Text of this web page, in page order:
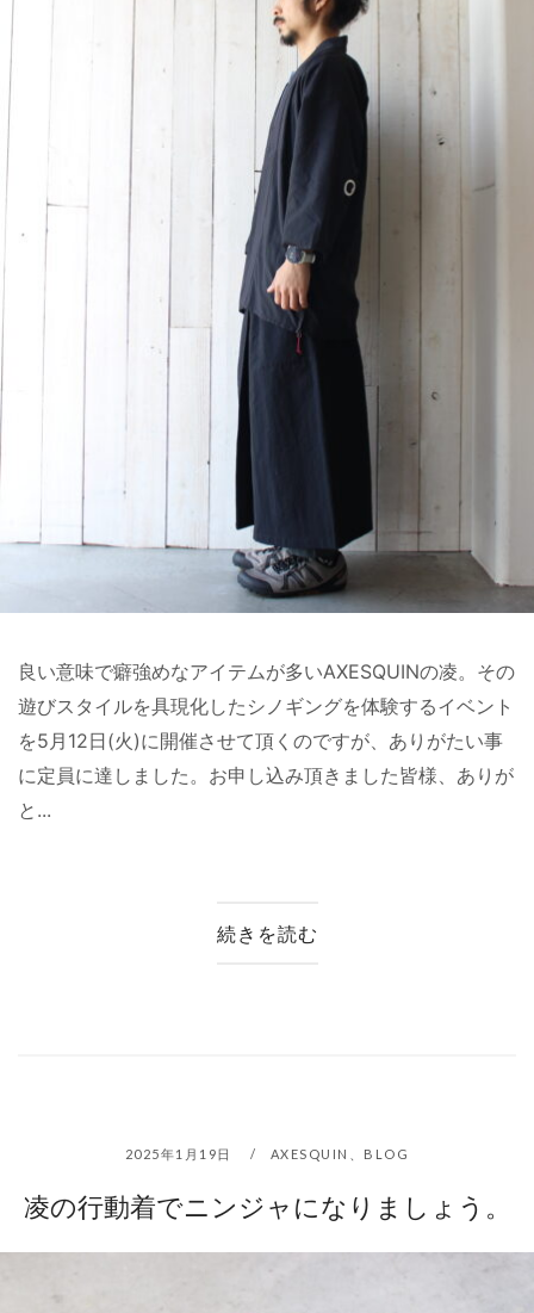
良い意味で癖強めなアイテムが多いAXESQUINの凌。その
遊びスタイルを具現化したシノギングを体験するイベント
を5月12日(火)に開催させて頂くのですが、ありがたい事
に定員に達しました。お申し込み頂きました皆様、ありが
と...
続きを読む
2025年1月19日 AXESQUIN BLOG
凌の行動着でニンジャになりましょう。